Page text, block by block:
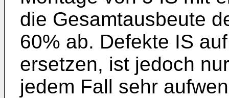
die Gesamtausbeute
60% ab. Defekte IS
ersetzen, ist jedoch
jedem Fall sehr